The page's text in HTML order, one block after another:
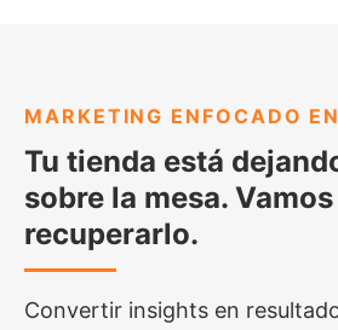
MARKETING ENFOCADO
Tu tienda está
sobre la mesa. Vamos
recuperarlo.
Convertir insights en